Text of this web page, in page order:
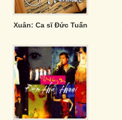
Xuân: Ca sĩ Đức Tuấn